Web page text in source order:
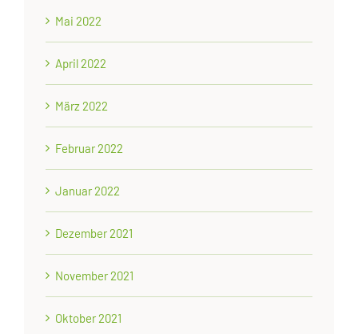
Mai 2022
April 2022
März 2022
Februar 2022
Januar 2022
Dezember 2021
November 2021
Oktober 2021